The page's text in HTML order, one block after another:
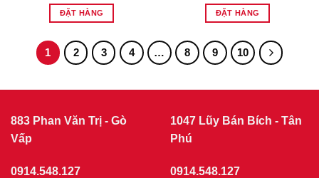
ĐẶT HÀNG ĐẶT HÀNG
1 2 3 4 … 8 9 10
883 Phan Văn Trị - Gò
Vấp
0914.548.127
1047 Lũy Bán Bích - Tân
Phú
0914.548.127